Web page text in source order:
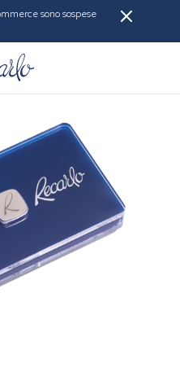
sono sospese